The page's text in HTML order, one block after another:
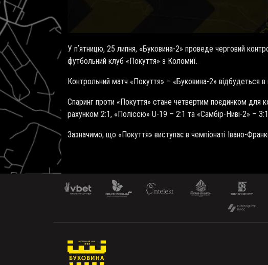
У пʼятницю, 25 липня, «Буковина-2» проведе черговий
футбольний клуб «Покуття» з Коломиї.
Контрольний матч «Покуття» – «Буковина-2» відбудеться
Спаринг проти «Покуття» стане четвертим поєдинком для
рахунком 2:1, «Поліссю» U-19 – 2:1 та «Самбір-Ниві-2» –
Зазначимо, що «Покуття» виступає в чемпіонаті Івано-